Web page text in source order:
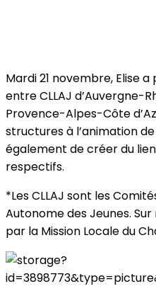
Mardi 21 novembre, Elise
entre CLLAJ d’Auvergne-
Provence-Alpes-Côte
structures à l’animation
également de créer du
respectifs.
*Les CLLAJ sont les
Autonome des Jeunes.
par la Mission Locale du